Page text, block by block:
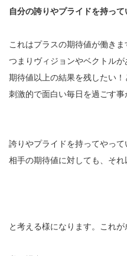
自分の誇りやプライドを持っ
これはプラスの期待値が働きま
つまりヴィジョンやベクトルが
期待値以上の結果を残したい！
刺激的で面白い毎日を過ごす事
誇りやプライドを持ってやっ
相手の期待値に対しても、それ
と考える様になります。これが